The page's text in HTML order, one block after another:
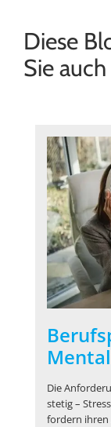
Diese
Sie
Die
stetig –
fordern ihren